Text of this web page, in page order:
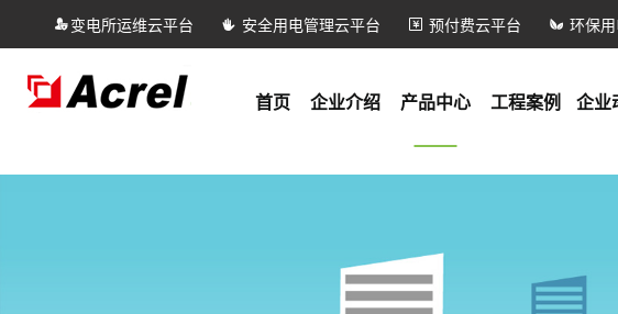
变电所运维云平台 安全用电管理云平台 预付费云平台 环保
首页 企业介绍 产品中心 工程案例 企业